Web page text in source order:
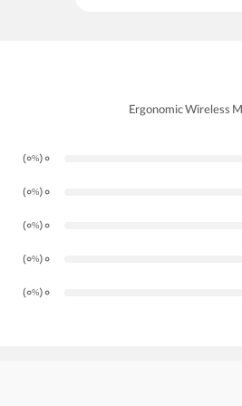
0
(0
%
)
0
(0
%
)
0
(0
%
)
0
(0
%
)
0
(0
%
)